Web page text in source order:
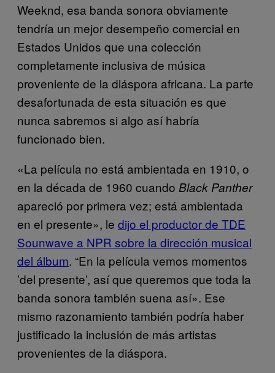
Weeknd, esa banda sonora obviamente
tendría un mejor desempeño comercial en
Estados Unidos que una colección
completamente inclusiva de música
proveniente de la diáspora africana. La parte
desafortunada de esta situación es que
nunca sabremos si algo así habría
funcionado bien.
«La película no está ambientada en 1910, o
en la década de 1960 cuando Black Panther
apareció por primera vez; está ambientada
en el presente», le dijo el productor de TDE
Sounwave a NPR sobre la dirección musical
del álbum. “En la película vemos momentos
’del presente’, así que queremos que toda la
banda sonora también suena así». Ese
mismo razonamiento también podría haber
justificado la inclusión de más artistas
provenientes de la diáspora.